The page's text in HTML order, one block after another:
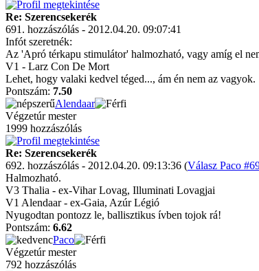
Re: Szerencsekerék
691. hozzászólás - 2012.04.20. 09:07:41
Infót szeretnék:
Az 'Apró térkapu stimulátor' halmozható, vagy amíg el
V1 - Larz Con De Mort
Lehet, hogy valaki kedvel téged..., ám én nem az vagyok.
Pontszám: 7.50
Alendaar
Végzetúr mester
1999 hozzászólás
Re: Szerencsekerék
692. hozzászólás - 2012.04.20. 09:13:36 (Válasz Paco
Halmozható.
V3 Thalia - ex-Vihar Lovag, Illuminati Lovagjai
V1 Alendaar - ex-Gaia, Azúr Légió
Nyugodtan pontozz le, ballisztikus ívben tojok rá!
Pontszám: 6.62
Paco
Végzetúr mester
792 hozzászólás